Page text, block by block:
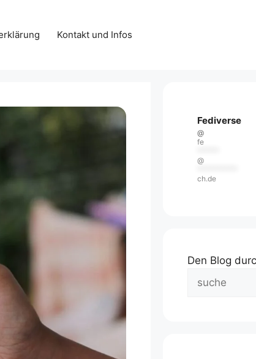
Kontakt und Infos
Fediverse
@
fe
@
ch.de
Den Blog